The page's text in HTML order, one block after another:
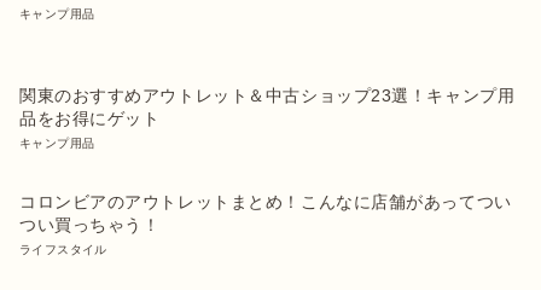
キャンプ用品
関東のおすすめアウトレット＆中古ショップ23選！キャンプ用
品をお得にゲット
キャンプ用品
コロンビアのアウトレットまとめ！こんなに店舗があってつい
つい買っちゃう！
ライフスタイル